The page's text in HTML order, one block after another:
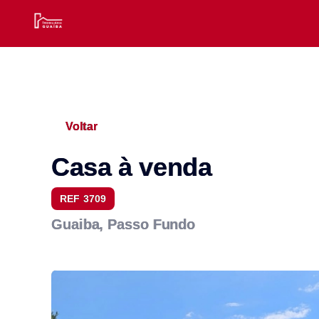
Voltar
Casa à venda
REF 3709
Guaiba, Passo Fundo